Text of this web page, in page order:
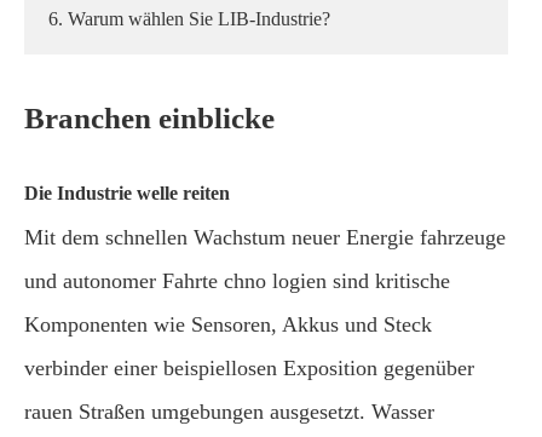
6. Warum wählen Sie LIB-Industrie?
Branchen einblicke
Die Industrie welle reiten
Mit dem schnellen Wachstum neuer Energie fahrzeuge
und autonomer Fahrte chno logien sind kritische
Komponenten wie Sensoren, Akkus und Steck
verbinder einer beispiellosen Exposition gegenüber
rauen Straßen umgebungen ausgesetzt. Wasser